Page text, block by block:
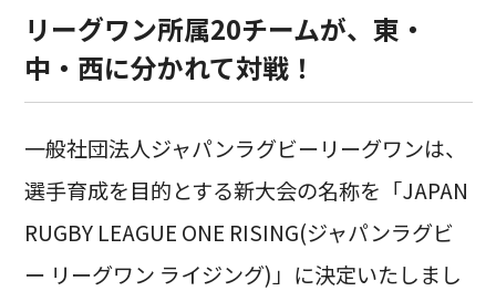
リーグワン所属20チームが、東・
中・西に分かれて対戦！
一般社団法人ジャパンラグビーリーグワンは、
選手育成を目的とする新大会の名称を「JAPAN
RUGBY LEAGUE ONE RISING(ジャパンラグビ
ー リーグワン ライジング)」に決定いたしまし